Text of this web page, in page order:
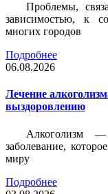
Проблемы,
зависимостью, к
многих городов
Подробнее
06.08.2026
Лечение
выздоровлению
Алкоголизм —
заболевание,
миру
Подробнее